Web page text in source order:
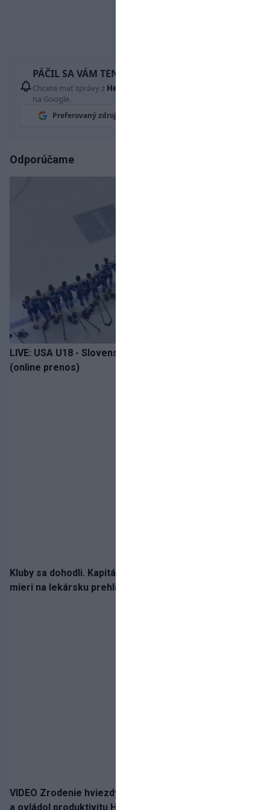
PÁČIL SA VÁM TENTO ČLÁNOK?
Chcete mať správy z Hetrik.sk
na Google.
Preferovaný zdroj
Odporúčame
LIVE: USA U18 - Slovensko U18 / Hlinka-Gretzky Cup
(online prenos)
Kluby sa dohodli. Kapitán Sparty Praha Lukáš Haraslín
mieri na lekársku prehliadku
VIDEO Zrodenie hviezdy: Tomáš Selič zničil Švajčiarov
a ovládol produktivitu Hlinka Gretzky Cupu